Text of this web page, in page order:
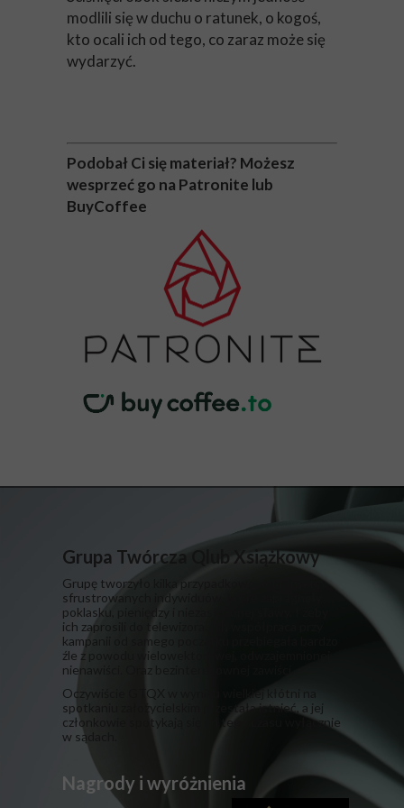
modlili się w duchu o ratunek, o kogoś,
kto ocali ich od tego, co zaraz może się
wydarzyć.
Podobał Ci się materiał? Możesz
wesprzeć go na Patronite lub
BuyCoffee
Grupa Twórcza Qlub Xsiążkowy
Grupę tworzyło kilka przypadkowo dobranych,
sfrustrowanych indywiduów, które zapragnęły
poklasku, pieniędzy i niezasłużonej sławy. I żeby
ich zaprosili do telewizora. Ich współpraca przy
kampanii od samego początku przebiegała bardzo
źle z powodu wielowektorowej, odwzajemnionej
nienawiści. Oraz bezinteresownej zawiści.
​Oczywiście GTQX w wyniku wielkiej kłótni na
spotkaniu założycielskim przestała istnieć, a jej
członkowie spotykają się od tego czasu wyłącznie
w sądach.
Nagrody i wyróżnienia